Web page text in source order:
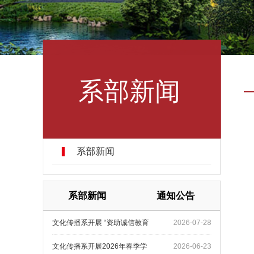
系部新闻
系部新闻
系部新闻 通知公告
2026-07-28
文化传播系开展 “资助诚信教育
2026-06-23
文化传播系开展2026年春季学